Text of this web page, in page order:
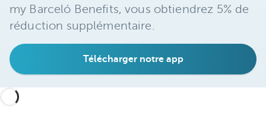
my Barceló Benefits, vous obtiendrez 5% de
réduction supplémentaire.
Télécharger notre app